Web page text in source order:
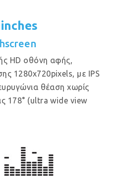
HD οθόνη αφής,
1280x720pixels, με IPS
θέαση χωρίς
178° (ultra wide view